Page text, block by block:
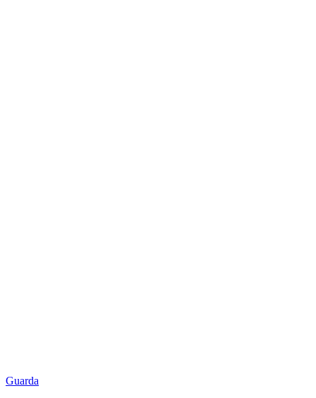
Guarda